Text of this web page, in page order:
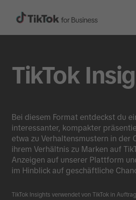
TikTok
Bei diesem Format entdeckst du
interessanter, kompakter
etwa zu Verhaltensmustern in der
ihrem Verhältnis zu Marken auf
Anzeigen auf unserer Plattform
im Hinblick auf geschäftliche
TikTok Insights verwendet von TikTok in